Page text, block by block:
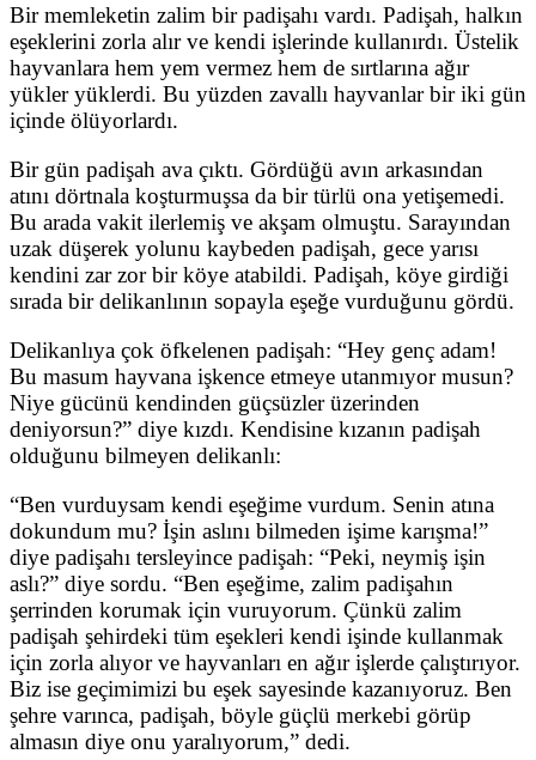
Bir memleketin zalim bir padişahı vardı. Padişah, halkın
eşeklerini zorla alır ve kendi işlerinde kullanırdı. Üstelik
hayvanlara hem yem vermez hem de sırtlarına ağır
yükler yüklerdi. Bu yüzden zavallı hayvanlar bir iki gün
içinde ölüyorlardı.
Bir gün padişah ava çıktı. Gördüğü avın arkasından
atını dörtnala koşturmuşsa da bir türlü ona yetişemedi.
Bu arada vakit ilerlemiş ve akşam olmuştu. Sarayından
uzak düşerek yolunu kaybeden padişah, gece yarısı
kendini zar zor bir köye atabildi. Padişah, köye girdiği
sırada bir delikanlının sopayla eşeğe vurduğunu gördü.
Delikanlıya çok öfkelenen padişah: “Hey genç adam!
Bu masum hayvana işkence etmeye utanmıyor musun?
Niye gücünü kendinden güçsüzler üzerinden
deniyorsun?” diye kızdı. Kendisine kızanın padişah
olduğunu bilmeyen delikanlı:
“Ben vurduysam kendi eşeğime vurdum. Senin atına
dokundum mu? İşin aslını bilmeden işime karışma!”
diye padişahı tersleyince padişah: “Peki, neymiş işin
aslı?” diye sordu. “Ben eşeğime, zalim padişahın
şerrinden korumak için vuruyorum. Çünkü zalim
padişah şehirdeki tüm eşekleri kendi işinde kullanmak
için zorla alıyor ve hayvanları en ağır işlerde çalıştırıyor.
Biz ise geçimimizi bu eşek sayesinde kazanıyoruz. Ben
şehre varınca, padişah, böyle güçlü merkebi görüp
almasın diye onu yaralıyorum,” dedi.